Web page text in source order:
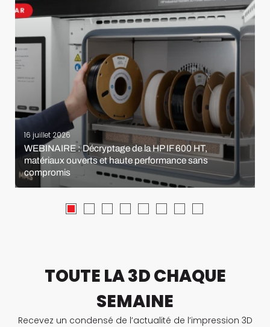
16 juillet 2026
WEBINAIRE : Décryptage de la HP IF 600 HT,
matériaux ouverts et haute performance sans
compromis
TOUTE LA 3D CHAQUE
SEMAINE
Recevez un condensé de l’actualité de l’impression 3D